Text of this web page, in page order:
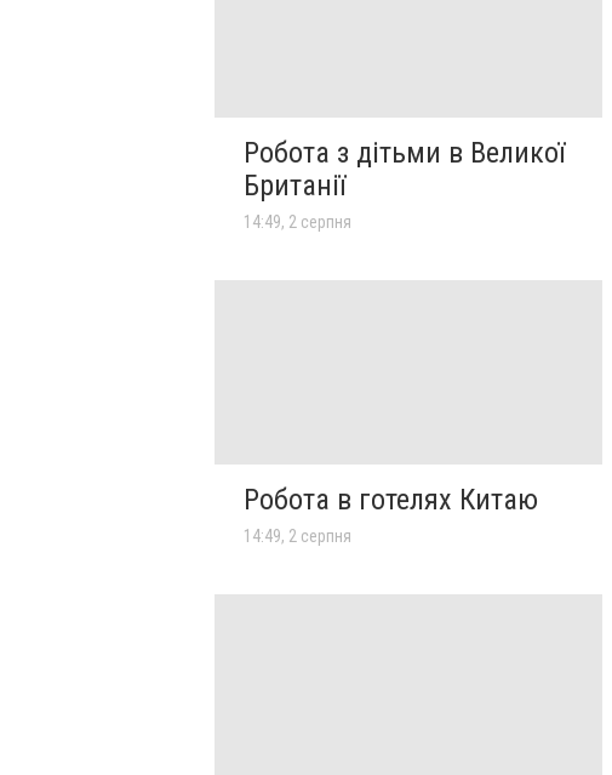
Робота з дітьми в Великої
Британії
14:49, 2 серпня
Робота в готелях Китаю
14:49, 2 серпня